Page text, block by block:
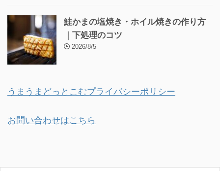
鮭かまの塩焼き・ホイル焼きの作り方
｜下処理のコツ
2026/8/5
うまうまどっとこむプライバシーポリシー
お問い合わせはこちら